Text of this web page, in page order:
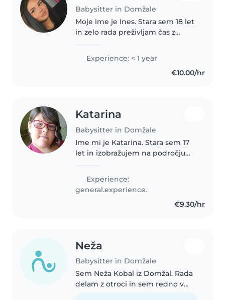
Babysitter in Domžale
Moje ime je Ines. Stara sem 18 let
in zelo rada preživljam čas z
in vedno dobre volje. Rada se
igram, rišem, ustvarjam in
Experience: < 1 year
€10.00/hr
Katarina
Babysitter in Domžale
Ime mi je Katarina. Stara sem 17
let in izobražujem na področju
pridobivam znanje s področja
dela z otroki, njihovega razvoja..
Experience:
general.experience.
€9.30/hr
Neža
Babysitter in Domžale
Sem Neža Kobal iz Domžal. Rada
delam z otroci in sem redno v